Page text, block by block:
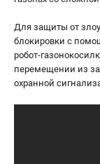
Для защиты от
блокировки с
робот-
перемещении из
охранной